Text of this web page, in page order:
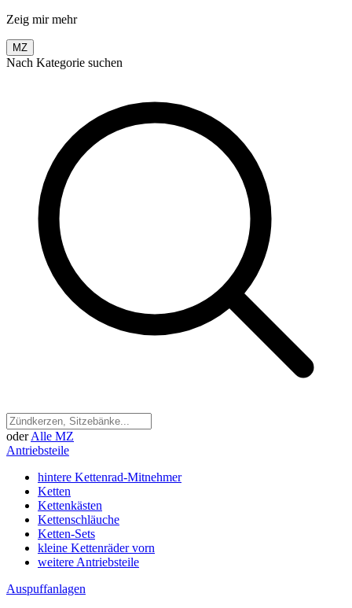
Zeig mir mehr
MZ
Nach Kategorie suchen
oder Alle MZ
Antriebsteile
hintere Kettenrad-Mitnehmer
Ketten
Kettenkästen
Kettenschläuche
Ketten-Sets
kleine Kettenräder vorn
weitere Antriebsteile
Auspuffanlagen